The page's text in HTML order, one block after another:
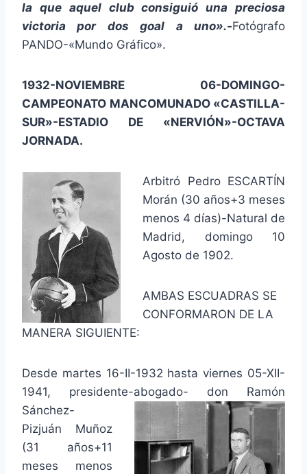
la que aquel club consiguió una preciosa
victoria por dos goal a uno».-Fotógrafo
PANDO-«Mundo Gráfico».
1932-NOVIEMBRE 06-DOMINGO-
CAMPEONATO MANCOMUNADO «CASTILLA-
SUR»-ESTADIO DE «NERVIÓN»-OCTAVA
JORNADA.
Arbitró Pedro ESCARTÍN
Morán (30 años+3 meses
menos 4 días)-Natural de
Madrid, domingo 10
Agosto de 1902.
AMBAS ESCUADRAS SE
CONFORMARON DE LA
MANERA SIGUIENTE:
Desde martes 16-II-1932 hasta viernes 05-XII-
1941, presidente-abogado- don Ramón
Sánchez-
Pizjuán Muñoz
(31 años+11
meses menos